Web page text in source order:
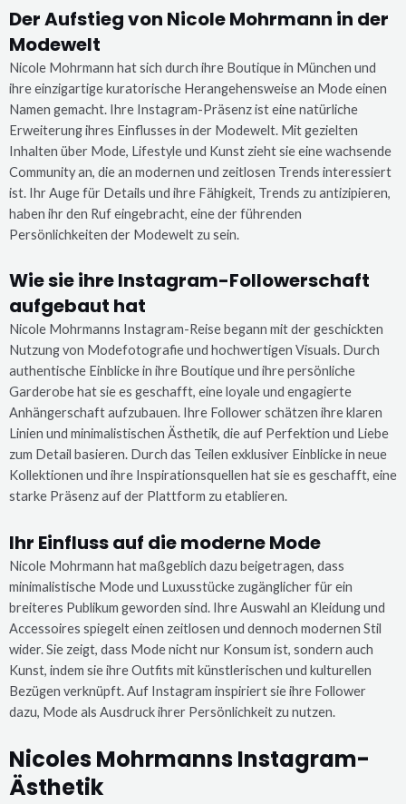
Der Aufstieg von Nicole Mohrmann in der
Modewelt
Nicole Mohrmann hat sich durch ihre Boutique in München und
ihre einzigartige kuratorische Herangehensweise an Mode einen
Namen gemacht. Ihre Instagram-Präsenz ist eine natürliche
Erweiterung ihres Einflusses in der Modewelt. Mit gezielten
Inhalten über Mode, Lifestyle und Kunst zieht sie eine wachsende
Community an, die an modernen und zeitlosen Trends interessiert
ist. Ihr Auge für Details und ihre Fähigkeit, Trends zu antizipieren,
haben ihr den Ruf eingebracht, eine der führenden
Persönlichkeiten der Modewelt zu sein.
Wie sie ihre Instagram-Followerschaft
aufgebaut hat
Nicole Mohrmanns Instagram-Reise begann mit der geschickten
Nutzung von Modefotografie und hochwertigen Visuals. Durch
authentische Einblicke in ihre Boutique und ihre persönliche
Garderobe hat sie es geschafft, eine loyale und engagierte
Anhängerschaft aufzubauen. Ihre Follower schätzen ihre klaren
Linien und minimalistischen Ästhetik, die auf Perfektion und Liebe
zum Detail basieren. Durch das Teilen exklusiver Einblicke in neue
Kollektionen und ihre Inspirationsquellen hat sie es geschafft, eine
starke Präsenz auf der Plattform zu etablieren.
Ihr Einfluss auf die moderne Mode
Nicole Mohrmann hat maßgeblich dazu beigetragen, dass
minimalistische Mode und Luxusstücke zugänglicher für ein
breiteres Publikum geworden sind. Ihre Auswahl an Kleidung und
Accessoires spiegelt einen zeitlosen und dennoch modernen Stil
wider. Sie zeigt, dass Mode nicht nur Konsum ist, sondern auch
Kunst, indem sie ihre Outfits mit künstlerischen und kulturellen
Bezügen verknüpft. Auf Instagram inspiriert sie ihre Follower
dazu, Mode als Ausdruck ihrer Persönlichkeit zu nutzen.
Nicoles Mohrmanns Instagram-
Ästhetik